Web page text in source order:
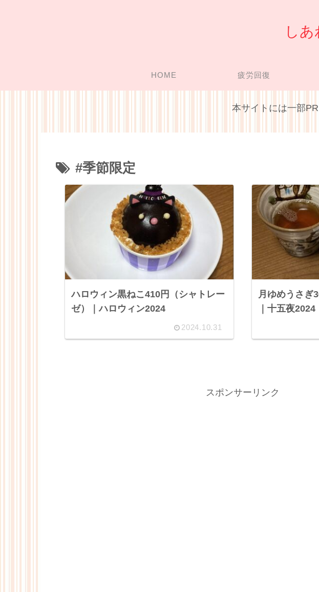
し
HOME 疲労回復
本サイトには一部
#季節限定
ハロウィン黒ねこ410円（シャトレー
ゼ）｜ハロウィン2024
2024.10.31
月ゆめうさぎ
｜十五夜2024
スポンサーリンク